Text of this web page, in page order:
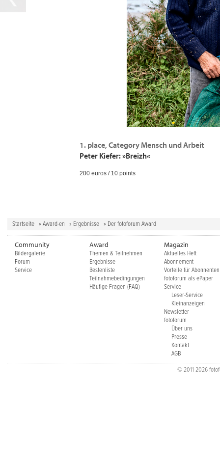
1. place, Category Mensch und Arbeit
Peter Kiefer: »Breizh«
200 euros / 10 points
Startseite » Award-en » Ergebnisse » Der fotoforum Award
Community
Bildergalerie
Forum
Service
Award
Themen & Teilnehmen
Ergebnisse
Bestenliste
Teilnahmebedingungen
Häufige Fragen (FAQ)
Magazin
Aktuelles Heft
Abonnement
Vorteile für Abonnenten
fotoforum als ePaper
Service
Leser-Service
Kleinanzeigen
Newsletter
fotoforum
Über uns
Presse
Kontakt
AGB
© 2011-2026